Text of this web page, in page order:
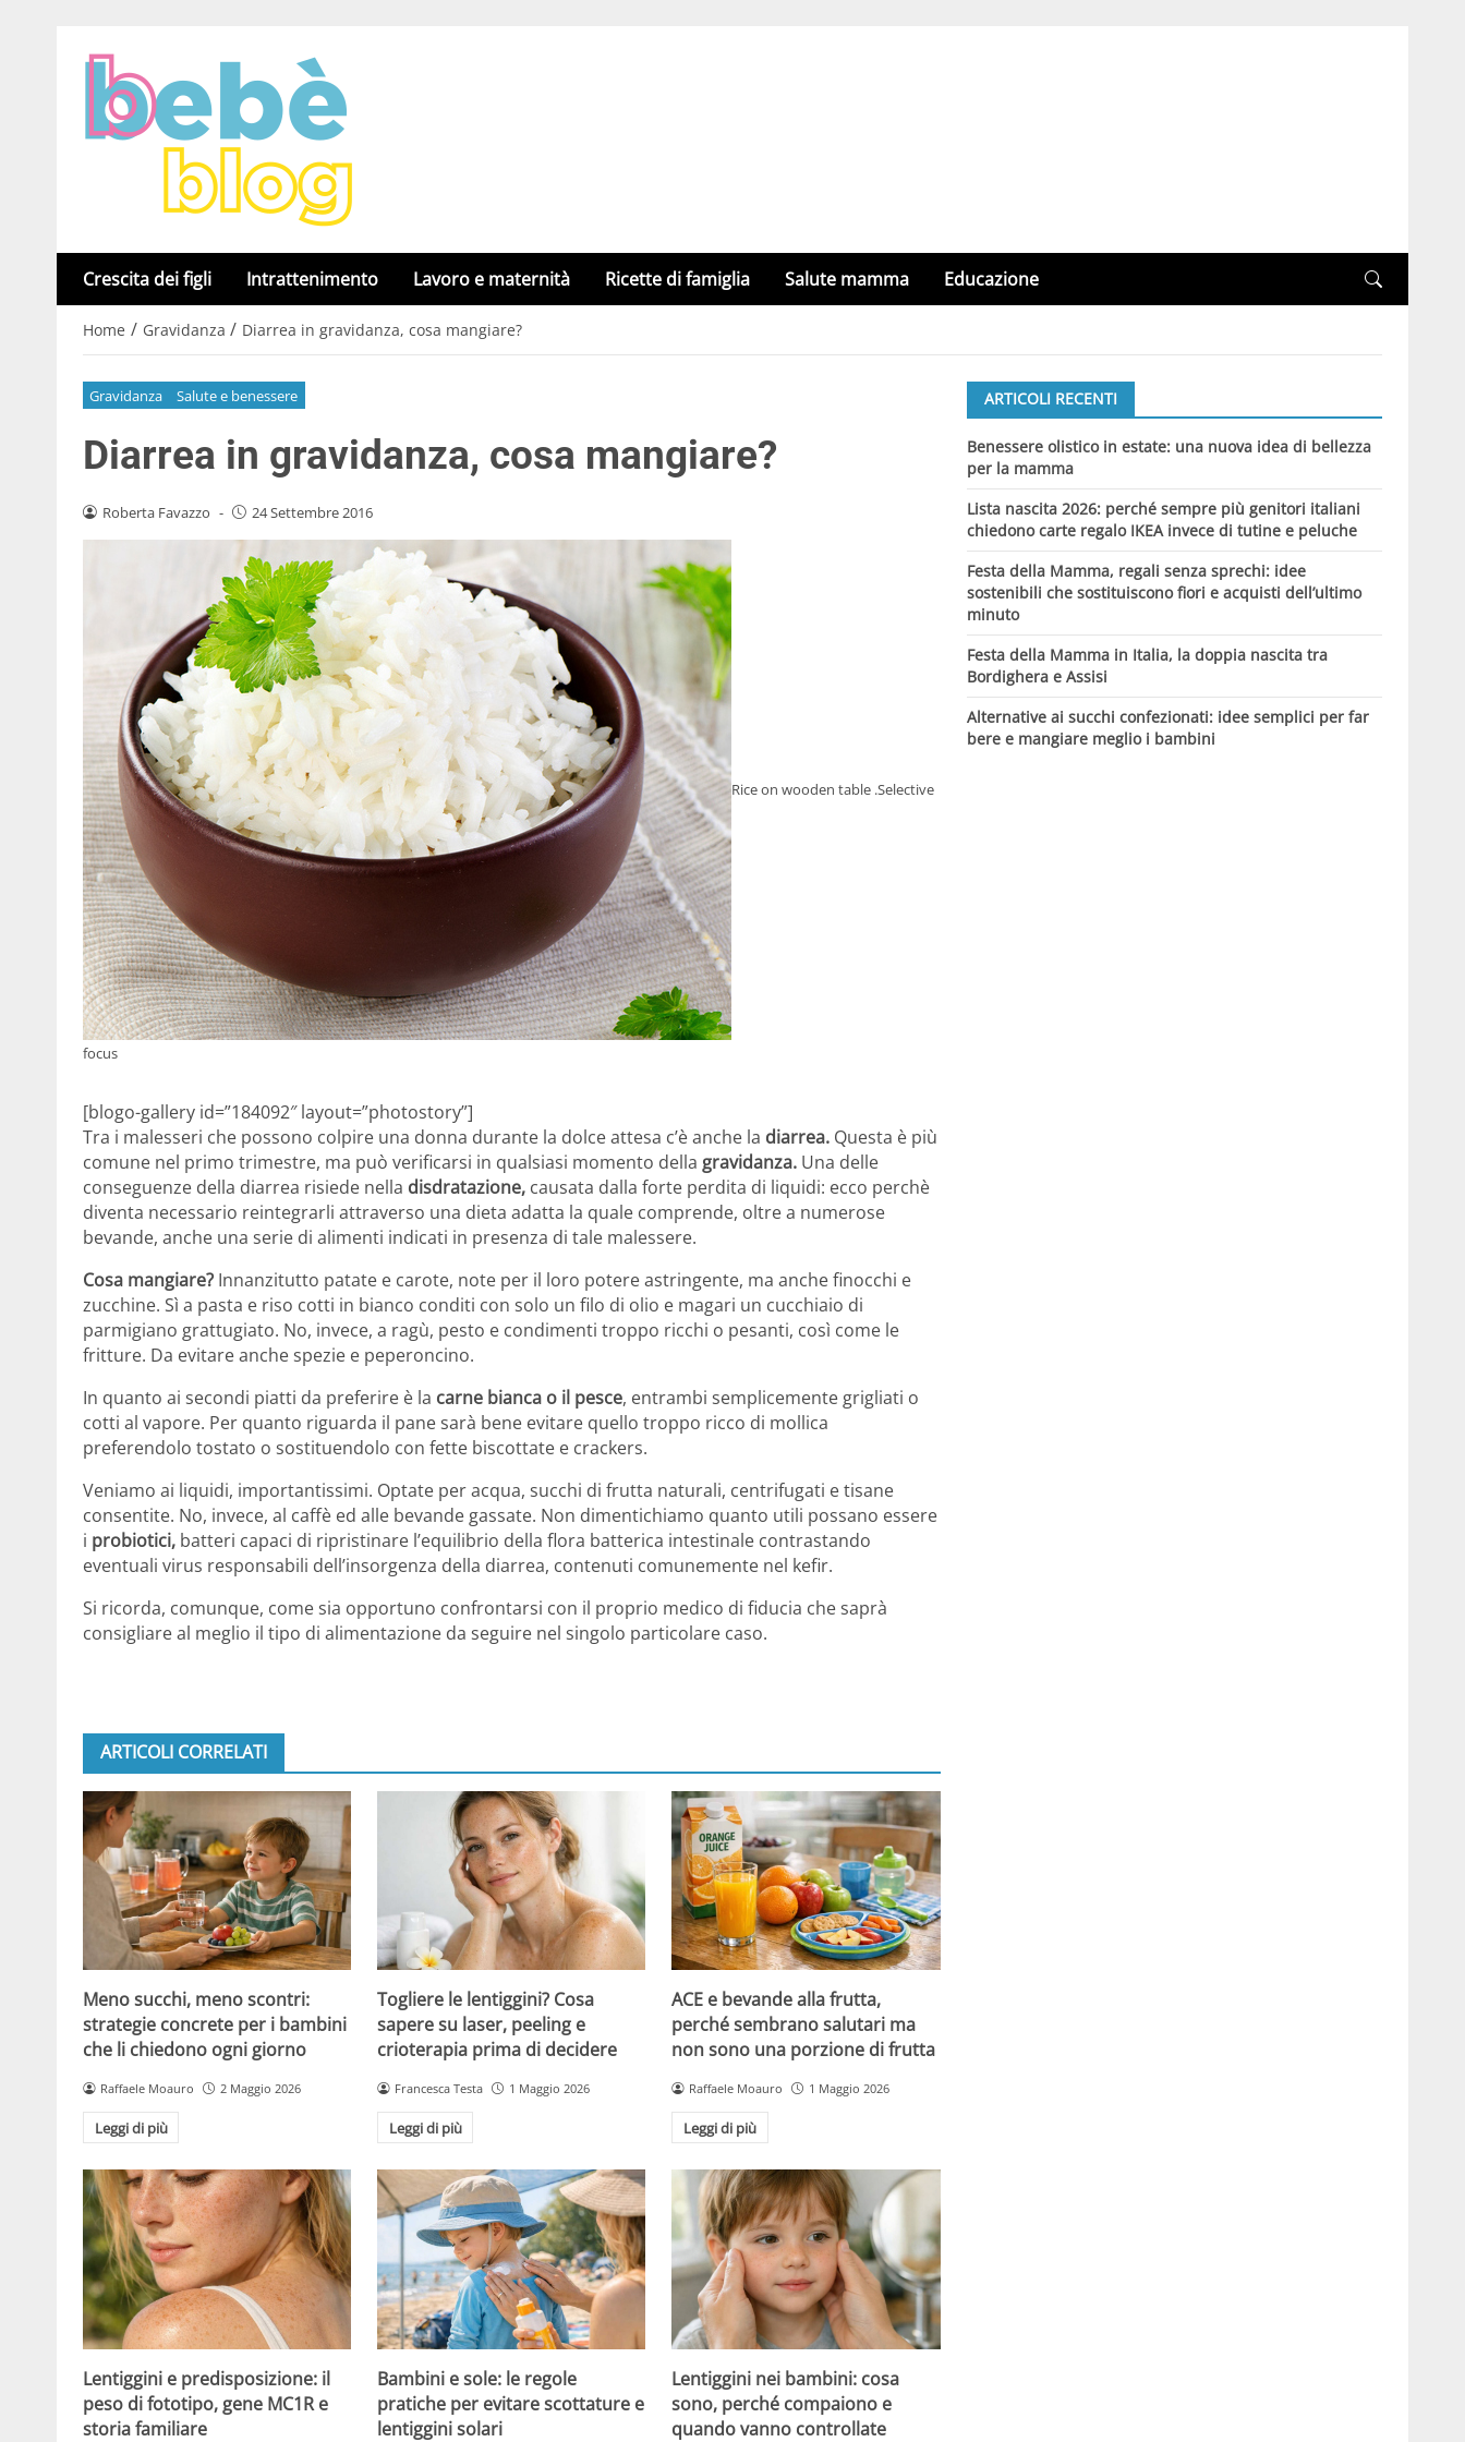
Crescita dei figli Intrattenimento Lavoro e maternità Ricette di famiglia Salute mamma Educazione
Home / Gravidanza / Diarrea in gravidanza, cosa mangiare?
Gravidanza Salute e benessere
Diarrea in gravidanza, cosa mangiare?
Roberta Favazzo - 24 Settembre 2016
Rice on wooden table .Selective
focus
[blogo-gallery id=”184092″ layout=”photostory”]
Tra i malesseri che possono colpire una donna durante la dolce attesa c’è anche la diarrea. Questa è più
comune nel primo trimestre, ma può verificarsi in qualsiasi momento della gravidanza. Una delle
conseguenze della diarrea risiede nella disdratazione, causata dalla forte perdita di liquidi: ecco perchè
diventa necessario reintegrarli attraverso una dieta adatta la quale comprende, oltre a numerose
bevande, anche una serie di alimenti indicati in presenza di tale malessere.
Cosa mangiare? Innanzitutto patate e carote, note per il loro potere astringente, ma anche finocchi e
zucchine. Sì a pasta e riso cotti in bianco conditi con solo un filo di olio e magari un cucchiaio di
parmigiano grattugiato. No, invece, a ragù, pesto e condimenti troppo ricchi o pesanti, così come le
fritture. Da evitare anche spezie e peperoncino.
In quanto ai secondi piatti da preferire è la carne bianca o il pesce, entrambi semplicemente grigliati o
cotti al vapore. Per quanto riguarda il pane sarà bene evitare quello troppo ricco di mollica
preferendolo tostato o sostituendolo con fette biscottate e crackers.
Veniamo ai liquidi, importantissimi. Optate per acqua, succhi di frutta naturali, centrifugati e tisane
consentite. No, invece, al caffè ed alle bevande gassate. Non dimentichiamo quanto utili possano essere
i probiotici, batteri capaci di ripristinare l’equilibrio della flora batterica intestinale contrastando
eventuali virus responsabili dell’insorgenza della diarrea, contenuti comunemente nel kefir.
Si ricorda, comunque, come sia opportuno confrontarsi con il proprio medico di fiducia che saprà
consigliare al meglio il tipo di alimentazione da seguire nel singolo particolare caso.
ARTICOLI CORRELATI
Meno succhi, meno scontri:
strategie concrete per i bambini
che li chiedono ogni giorno
Raffaele Moauro 2 Maggio 2026
Leggi di più
Togliere le lentiggini? Cosa
sapere su laser, peeling e
crioterapia prima di decidere
Francesca Testa 1 Maggio 2026
Leggi di più
ACE e bevande alla frutta,
perché sembrano salutari ma
non sono una porzione di frutta
Raffaele Moauro 1 Maggio 2026
Leggi di più
Lentiggini e predisposizione: il
peso di fototipo, gene MC1R e
storia familiare
Bambini e sole: le regole
pratiche per evitare scottature e
lentiggini solari
Lentiggini nei bambini: cosa
sono, perché compaiono e
quando vanno controllate
ARTICOLI RECENTI
Benessere olistico in estate: una nuova idea di bellezza
per la mamma
Lista nascita 2026: perché sempre più genitori italiani
chiedono carte regalo IKEA invece di tutine e peluche
Festa della Mamma, regali senza sprechi: idee
sostenibili che sostituiscono fiori e acquisti dell’ultimo
minuto
Festa della Mamma in Italia, la doppia nascita tra
Bordighera e Assisi
Alternative ai succhi confezionati: idee semplici per far
bere e mangiare meglio i bambini